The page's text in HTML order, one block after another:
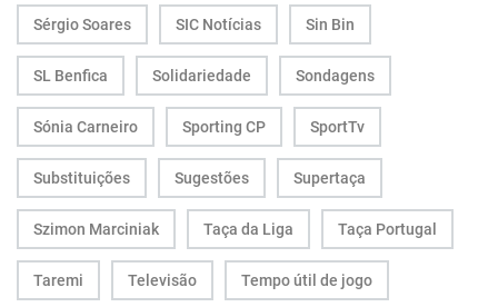
Sérgio Soares SIC Notícias Sin Bin
SL Benfica Solidariedade Sondagens
Sónia Carneiro Sporting CP SportTv
Substituições Sugestões Supertaça
Szimon Marciniak Taça da Liga Taça Portugal
Taremi Televisão Tempo útil de jogo